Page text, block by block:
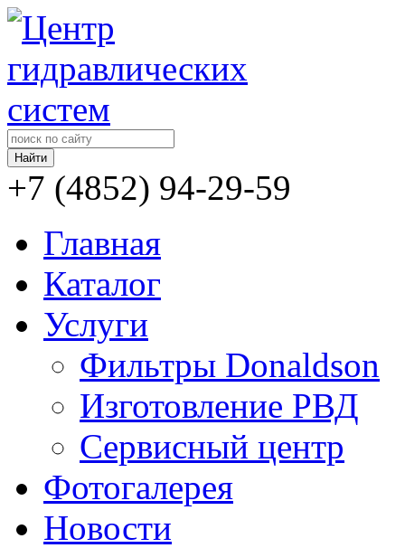
+7 (4852) 94-29-59
Главная
Каталог
Услуги
Фильтры Donaldson
Изготовление РВД
Сервисный центр
Фотогалерея
Новости